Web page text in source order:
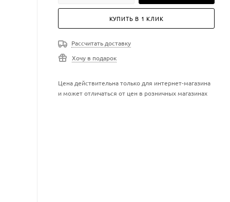
КУПИТЬ В 1 КЛИК
Рассчитать доставку
Хочу в подарок
Цена действительна только для интернет-магазина
и может отличаться от цен в розничных магазинах